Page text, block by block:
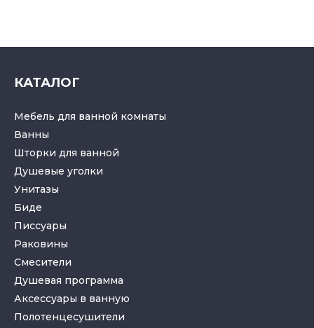
КАТАЛОГ
Мебель для ванной комнаты
Ванны
Шторки для ванной
Душевые уголки
Унитазы
Биде
Писсуары
Раковины
Смесители
Душевая программа
Аксессуары в ванную
Полотенцесушители